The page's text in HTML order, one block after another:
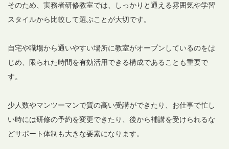
そのため、実務者研修教室では、しっかりと通える雰囲気や学習
スタイルから比較して選ぶことが大切です。
自宅や職場から通いやすい場所に教室がオープンしているのをは
じめ、限られた時間を有効活用できる構成であることも重要で
す。
少人数やマンツーマンで質の高い受講ができたり、お仕事で忙し
い時には研修の予約を変更できたり、後から補講を受けられるな
どサポート体制も大きな要素になります。